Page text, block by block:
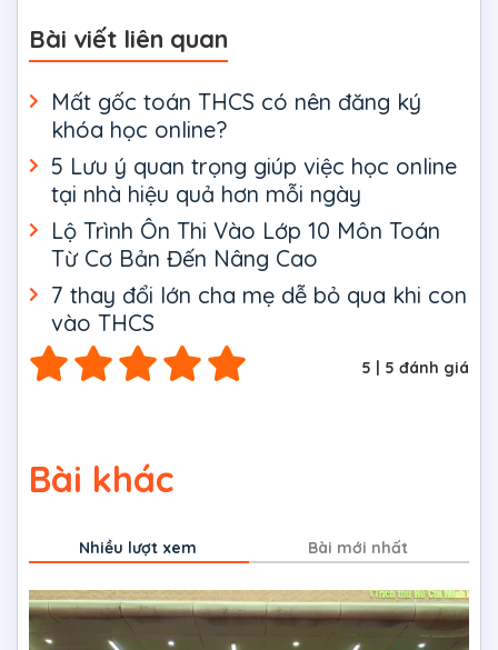
Bài viết liên quan
Mất gốc toán THCS có nên đăng ký
khóa học online?
5 Lưu ý quan trọng giúp việc học online
tại nhà hiệu quả hơn mỗi ngày
Lộ Trình Ôn Thi Vào Lớp 10 Môn Toán
Từ Cơ Bản Đến Nâng Cao
7 thay đổi lớn cha mẹ dễ bỏ qua khi con
vào THCS
5 | 5 đánh giá
Bài khác
Nhiều lượt xem Bài mới nhất